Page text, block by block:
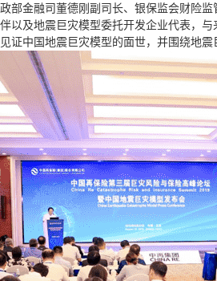
部金融司董德刚副司长、银保监会财险
以及地震巨灾模型委托开发企业代表，
证中国地震巨灾模型的面世，并围绕地